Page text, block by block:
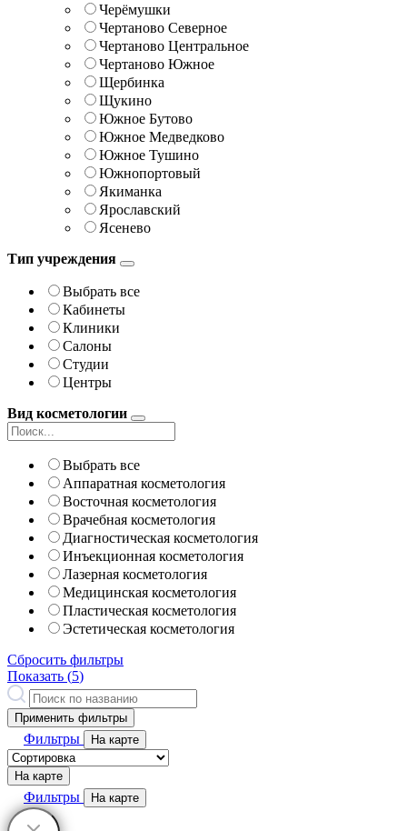
Черёмушки
Чертаново Северное
Чертаново Центральное
Чертаново Южное
Щербинка
Щукино
Южное Бутово
Южное Медведково
Южное Тушино
Южнопортовый
Якиманка
Ярославский
Ясенево
Тип учреждения
Выбрать все
Кабинеты
Клиники
Салоны
Студии
Центры
Вид косметологии
Выбрать все
Аппаратная косметология
Восточная косметология
Врачебная косметология
Диагностическая косметология
Инъекционная косметология
Лазерная косметология
Медицинская косметология
Пластическая косметология
Эстетическая косметология
Сбросить фильтры
Показать (5)
Применить фильтры
Фильтры На карте
На карте
Фильтры На карте